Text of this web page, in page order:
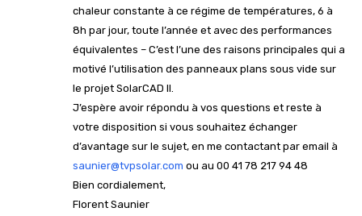
chaleur constante à ce régime de températures, 6 à
8h par jour, toute l’année et avec des performances
équivalentes – C’est l’une des raisons principales qui a
motivé l’utilisation des panneaux plans sous vide sur
le projet SolarCAD II.
J’espère avoir répondu à vos questions et reste à
votre disposition si vous souhaitez échanger
d’avantage sur le sujet, en me contactant par email à
saunier@tvpsolar.com ou au 00 41 78 217 94 48
Bien cordialement,
Florent Saunier